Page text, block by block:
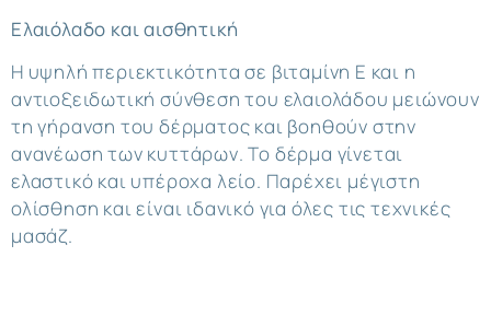
Ελαιόλαδο και αισθητική
Η υψηλή περιεκτικότητα σε βιταμίνη Ε και η
αντιοξειδωτική σύνθεση του ελαιολάδου μειώνουν
τη γήρανση του δέρματος και βοηθούν στην
ανανέωση των κυττάρων. Το δέρμα γίνεται
ελαστικό και υπέροχα λείο. Παρέχει μέγιστη
ολίσθηση και είναι ιδανικό για όλες τις τεχνικές
μασάζ.